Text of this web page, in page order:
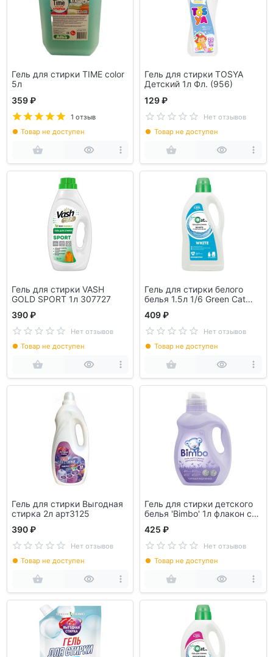
Гель для стирки TIME color
5л
359 ₽
1 отзыв
Товар не доступен
Гель для стирки TOSYA
Детский 1л Фл. (956)
129 ₽
Нет отзывов
Товар не доступен
Гель для стирки VASH
GOLD SPORT 1л 307727
390 ₽
Нет отзывов
Товар не доступен
Гель для стирки белого
белья 1.5л 1/6 Green Cat
409 ₽
Нет отзывов
Товар не доступен
Гель для стирки Выгодная
стирка 2л арт3125
390 ₽
Нет отзывов
Товар не доступен
Гель для стирки детского
белья 'Bimbo' 1л флакон с
Bimbogel
425 ₽
Нет отзывов
Товар не доступен